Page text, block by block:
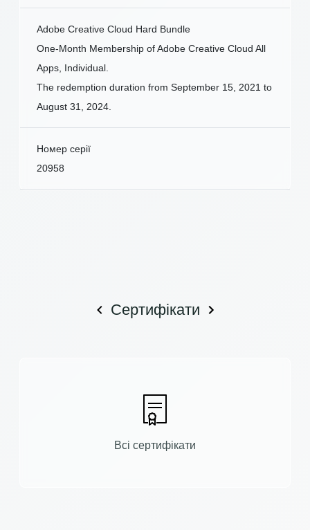
Adobe Creative Cloud Hard Bundle
One-Month Membership of Adobe Creative Cloud All
Apps, Individual.
The redemption duration from September 15, 2021 to
August 31, 2024.
Номер серії
20958
Сертифікати
Всі сертифікати